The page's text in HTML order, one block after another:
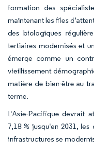
formation des
maintenant les files
des biologiques
tertiaires modernisés et
émerge comme un
vieillissement
matière de bien-être au
terme.
L'Asie-Pacifique devrait
7,18 % jusqu'en 2031,
infrastructures se